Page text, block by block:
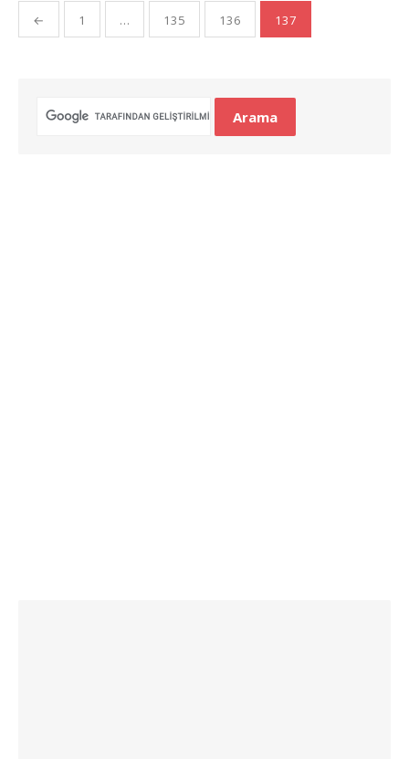
Yazı
gezinmesi
← 1 … 135 136 137